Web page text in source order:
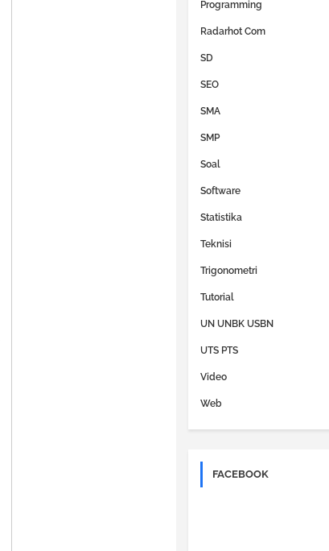
Programming
Radarhot Com
SD
SEO
SMA
SMP
Soal
Software
Statistika
Teknisi
Trigonometri
Tutorial
UN UNBK USBN
UTS PTS
Video
Web
FACEBOOK